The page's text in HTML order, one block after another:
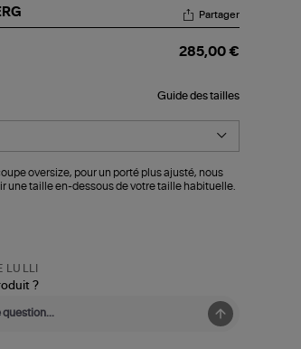
Partager
285,00 €
Guide des tailles
oversize, pour un porté plus ajusté, nous
une taille en-dessous de votre taille habituelle.
LULLI
?